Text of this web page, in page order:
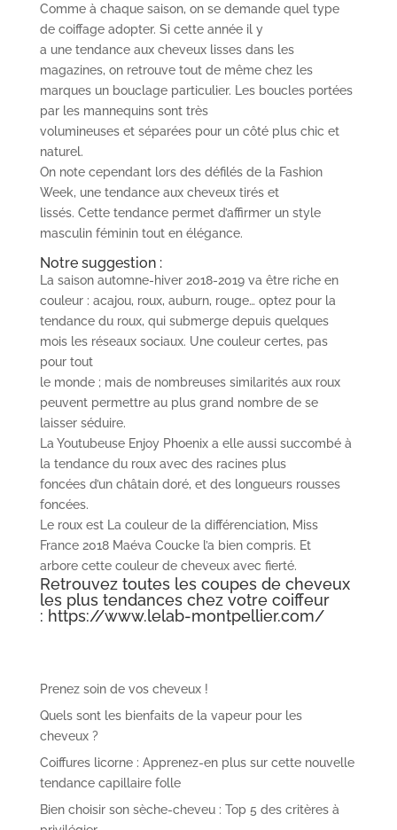
Comme à chaque saison, on se demande quel type
de coiffage adopter. Si cette année il y
a une tendance aux cheveux lisses dans les
magazines, on retrouve tout de même chez les
marques un bouclage particulier. Les boucles portées
par les mannequins sont très
volumineuses et séparées pour un côté plus chic et
naturel.
On note cependant lors des défilés de la Fashion
Week, une tendance aux cheveux tirés et
lissés. Cette tendance permet d’affirmer un style
masculin féminin tout en élégance.
Notre suggestion :
La saison automne-hiver 2018-2019 va être riche en
couleur : acajou, roux, auburn, rouge… optez pour la
tendance du roux, qui submerge depuis quelques
mois les réseaux sociaux. Une couleur certes, pas
pour tout
le monde ; mais de nombreuses similarités aux roux
peuvent permettre au plus grand nombre de se
laisser séduire.
La Youtubeuse Enjoy Phoenix a elle aussi succombé à
la tendance du roux avec des racines plus
foncées d’un châtain doré, et des longueurs rousses
foncées.
Le roux est La couleur de la différenciation, Miss
France 2018 Maéva Coucke l’a bien compris. Et
arbore cette couleur de cheveux avec fierté.
Retrouvez toutes les coupes de cheveux
les plus tendances chez votre coiffeur
: https://www.lelab-montpellier.com/
Prenez soin de vos cheveux !
Quels sont les bienfaits de la vapeur pour les
cheveux ?
Coiffures licorne : Apprenez-en plus sur cette nouvelle
tendance capillaire folle
Bien choisir son sèche-cheveu : Top 5 des critères à